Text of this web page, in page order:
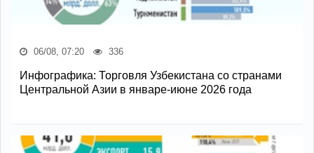
06/08, 07:20 336
Инфографика: Торговля Узбекистана со странами
Центральной Азии в январе-июне 2026 года